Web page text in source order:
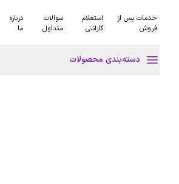
خدمات پس از
فروش
استعلام
گارانتی
سوالات
متداول
درباره
ما
دسته‌بندی محصولات